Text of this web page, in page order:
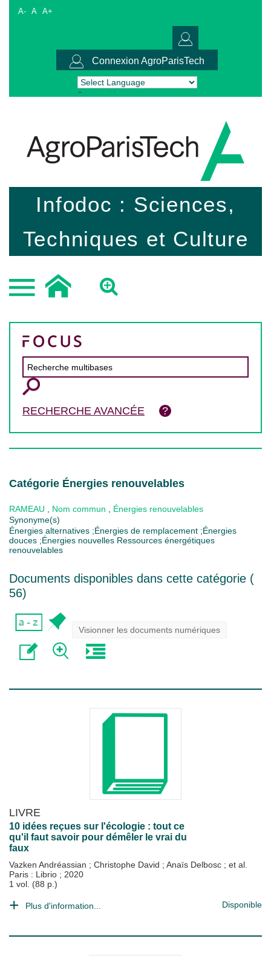
A- A A+
Connexion AgroParisTech
Powered by Translate
Infodoc : Sciences,
Techniques et Culture
RECHERCHE AVANCÉE
Catégorie Énergies renouvelables
RAMEAU Nom commun
Énergies renouvelables
Synonyme(s)
Énergies alternatives ;Énergies de remplacement ;Énergies
douces ;Énergies nouvelles Ressources énergétiques
renouvelables
Documents disponibles dans cette catégorie (
56)
Visionner les documents numériques
LIVRE
10 idées reçues sur l'écologie : tout ce
qu'il faut savoir pour démêler le vrai du
faux
Vazken Andréassian ; Christophe David ; Anaïs Delbosc ; et al.
Paris : Librio ; 2020
1 vol. (88 p.)
Plus d'information... Disponible